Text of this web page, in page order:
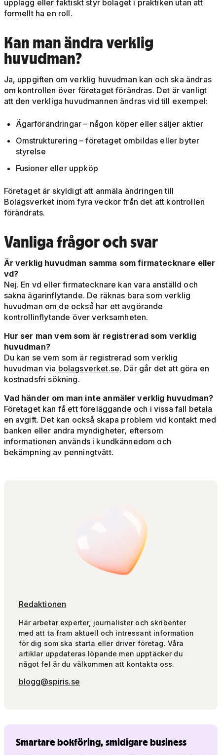
upplägg eller faktiskt styr bolaget i praktiken utan att
formellt ha en roll.
Kan man ändra verklig
huvudman?
Ja, uppgiften om verklig huvudman kan och ska ändras
om kontrollen över företaget förändras. Det är vanligt
att den verkliga huvudmannen ändras vid till exempel:
Ägarförändringar – någon köper eller säljer aktier
Omstrukturering – företaget ombildas eller byter
styrelse
Fusioner eller uppköp
Företaget är skyldigt att anmäla ändringen till
Bolagsverket inom fyra veckor från det att kontrollen
förändrats.
Vanliga frågor och svar
Är verklig huvudman samma som firmatecknare eller
vd?
Nej. En vd eller firmatecknare kan vara anställd och
sakna ägarinflytande. De räknas bara som verklig
huvudman om de också har ett avgörande
kontrollinflytande över verksamheten.
Hur ser man vem som är registrerad som verklig
huvudman?
Du kan se vem som är registrerad som verklig
huvudman via bolagsverket.se. Där går det att göra en
kostnadsfri sökning.
Vad händer om man inte anmäler verklig huvudman?
Företaget kan få ett föreläggande och i vissa fall betala
en avgift. Det kan också skapa problem vid kontakt med
banken eller andra myndigheter, eftersom
informationen används i kundkännedom och
bekämpning av penningtvätt.
Redaktionen
Här arbetar experter, journalister och skribenter
med att ta fram aktuell och intressant information
för dig som ska starta eller driver företag. Våra
artiklar uppdateras löpande men upptäcker du
något fel är du välkommen att kontakta oss.
blogg@spiris.se
Smartare bokföring, smidigare business